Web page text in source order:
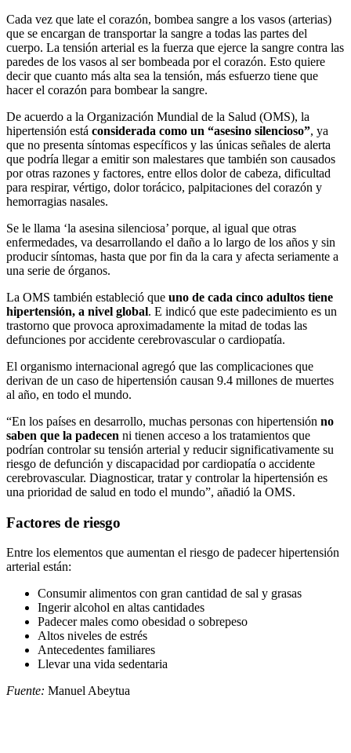
Cada vez que late el corazón, bombea sangre a los vasos (arterias)
que se encargan de transportar la sangre a todas las partes del
cuerpo. La tensión arterial es la fuerza que ejerce la sangre contra las
paredes de los vasos al ser bombeada por el corazón. Esto quiere
decir que cuanto más alta sea la tensión, más esfuerzo tiene que
hacer el corazón para bombear la sangre.
De acuerdo a la Organización Mundial de la Salud (OMS), la
hipertensión está considerada como un “asesino silencioso”, ya
que no presenta síntomas específicos y las únicas señales de alerta
que podría llegar a emitir son malestares que también son causados
por otras razones y factores, entre ellos dolor de cabeza, dificultad
para respirar, vértigo, dolor torácico, palpitaciones del corazón y
hemorragias nasales.
Se le llama ‘la asesina silenciosa’ porque, al igual que otras
enfermedades, va desarrollando el daño a lo largo de los años y sin
producir síntomas, hasta que por fin da la cara y afecta seriamente a
una serie de órganos.
La OMS también estableció que uno de cada cinco adultos tiene
hipertensión, a nivel global. E indicó que este padecimiento es un
trastorno que provoca aproximadamente la mitad de todas las
defunciones por accidente cerebrovascular o cardiopatía.
El organismo internacional agregó que las complicaciones que
derivan de un caso de hipertensión causan 9.4 millones de muertes
al año, en todo el mundo.
“En los países en desarrollo, muchas personas con hipertensión no
saben que la padecen ni tienen acceso a los tratamientos que
podrían controlar su tensión arterial y reducir significativamente su
riesgo de defunción y discapacidad por cardiopatía o accidente
cerebrovascular. Diagnosticar, tratar y controlar la hipertensión es
una prioridad de salud en todo el mundo”, añadió la OMS.
Factores de riesgo
Entre los elementos que aumentan el riesgo de padecer hipertensión
arterial están:
Consumir alimentos con gran cantidad de sal y grasas
Ingerir alcohol en altas cantidades
Padecer males como obesidad o sobrepeso
Altos niveles de estrés
Antecedentes familiares
Llevar una vida sedentaria
Fuente: Manuel Abeytua